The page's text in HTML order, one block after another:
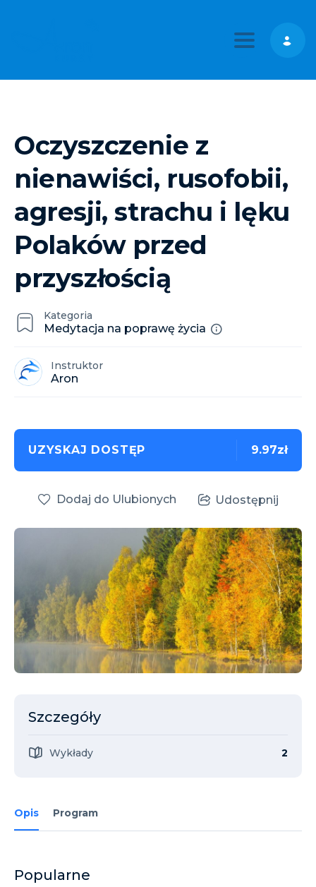
Toggle
Kategoria
Medytacja na poprawę życia
Instruktor
Aron
Oczyszczenie z
nienawiści, rusofobii,
agresji, strachu i lęku
Polaków przed
przyszłością
Opis Program
UZYSKAJ DOSTĘP 9.97zł
Dodaj do Ulubionych Udostępnij
Szczegóły
Wykłady 2
Popularne